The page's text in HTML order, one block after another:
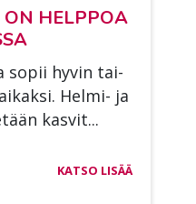
HELP­POA
so­pii hy­vin tai­
Hel­mi- ja
kas­vit...
KATSO LISÄÄ